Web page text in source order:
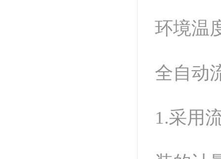
环境温
全自动
1.采用